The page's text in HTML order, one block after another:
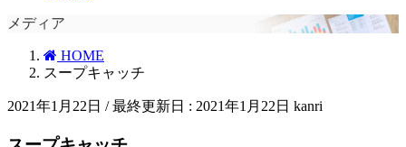
メディア
HOME
スープキャッチ
2021年1月22日 / 最終更新日 : 2021年1月22日 kanri